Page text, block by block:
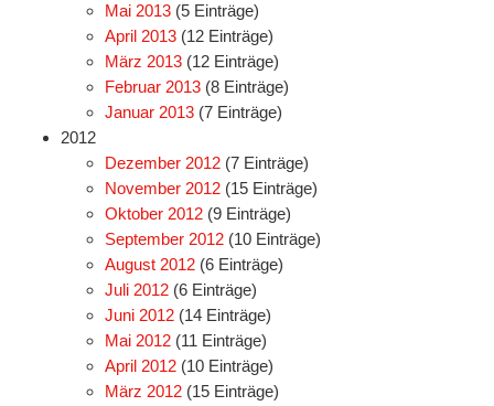
Mai 2013 (5 Einträge)
April 2013 (12 Einträge)
März 2013 (12 Einträge)
Februar 2013 (8 Einträge)
Januar 2013 (7 Einträge)
2012
Dezember 2012 (7 Einträge)
November 2012 (15 Einträge)
Oktober 2012 (9 Einträge)
September 2012 (10 Einträge)
August 2012 (6 Einträge)
Juli 2012 (6 Einträge)
Juni 2012 (14 Einträge)
Mai 2012 (11 Einträge)
April 2012 (10 Einträge)
März 2012 (15 Einträge)